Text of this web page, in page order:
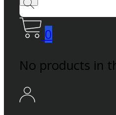
0
No products in